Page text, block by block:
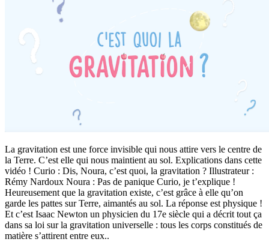
La gravitation est une force invisible qui nous attire vers le centre de
la Terre. C’est elle qui nous maintient au sol. Explications dans cette
vidéo ! Curio : Dis, Noura, c’est quoi, la gravitation ? Illustrateur :
Rémy Nardoux Noura : Pas de panique Curio, je t’explique !
Heureusement que la gravitation existe, c’est grâce à elle qu’on
garde les pattes sur Terre, aimantés au sol. La réponse est physique !
Et c’est Isaac Newton un physicien du 17e siècle qui a décrit tout ça
dans sa loi sur la gravitation universelle : tous les corps constitués de
matière s’attirent entre eux..